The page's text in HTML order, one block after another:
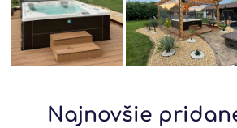
Najnovšie